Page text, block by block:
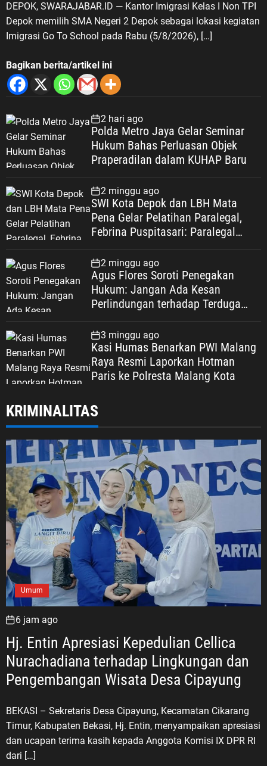
DEPOK, SWARAJABAR.ID — Kantor Imigrasi Kelas I Non TPI
Depok memilih SMA Negeri 2 Depok sebagai lokasi kegiatan
Imigrasi Go To School pada Rabu (5/8/2026), […]
Bagikan berita/artikel ini
2 hari ago
Polda Metro Jaya Gelar Seminar
Hukum Bahas Perluasan Objek
Praperadilan dalam KUHAP Baru
2 minggu ago
SWI Kota Depok dan LBH Mata
Pena Gelar Pelatihan Paralegal,
Febrina Puspitasari: Paralegal
Keadilan Warga Depok
2 minggu ago
Agus Flores Soroti Penegakan
Hukum: Jangan Ada Kesan
Perlindungan terhadap Terduga
Dipertaruhkan
3 minggu ago
Kasi Humas Benarkan PWI Malang
Raya Resmi Laporkan Hotman
Paris ke Polresta Malang Kota
KRIMINALITAS
Umum
6 jam ago
Hj. Entin Apresiasi Kepedulian Cellica
Nurachadiana terhadap Lingkungan dan
Pengembangan Wisata Desa Cipayung
BEKASI – Sekretaris Desa Cipayung, Kecamatan Cikarang
Timur, Kabupaten Bekasi, Hj. Entin, menyampaikan apresiasi
dan ucapan terima kasih kepada Anggota Komisi IX DPR RI
dari […]